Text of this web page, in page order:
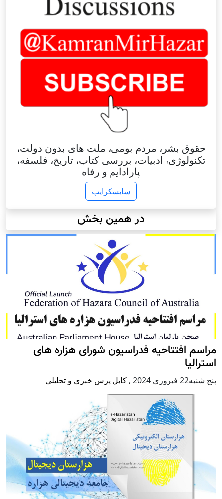
حقوق بشر، مردم بومی، ملت های بدون دولت،
تکنولوژی، ادبیات، بررسی کتاب، تاریخ، فلسفه،
پارادایم و رفاه
سابسکرایب
در همین بخش
مراسم افتتاحیه فدراسیون شورای هزاره های
استرالیا
پنج شنبه22 فبروری 2024 , کابل پرس خبری و تحلیلی